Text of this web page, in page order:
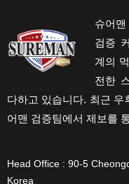
슈어
검증
계의
전한
다하고 있습니다. 최근 우
어맨 검증팀에서 제보를
Head Office : 90-5
Korea